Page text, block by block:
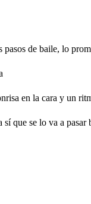
de baile, lo
en la cara y un
que se lo va a pasar